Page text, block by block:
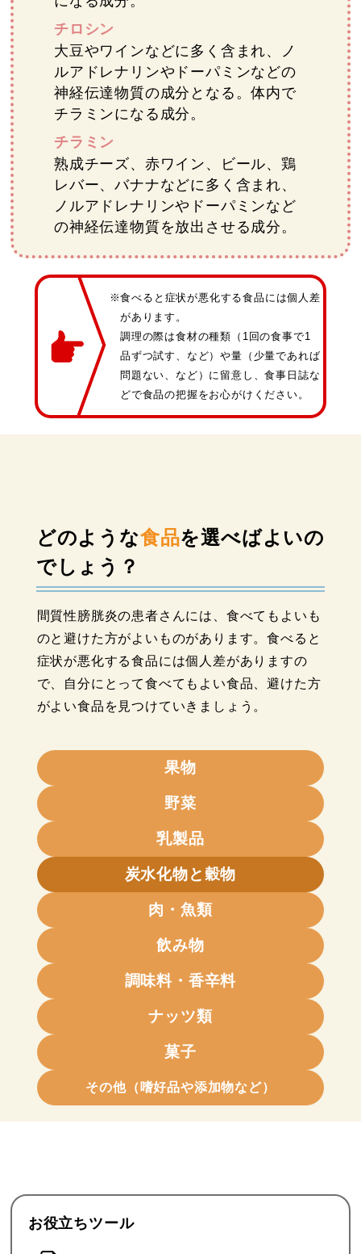
チロシン
大豆やワインなどに多く含まれ、ノ
ルアドレナリンやドーパミンなどの
神経伝達物質の成分となる。体内で
チラミンになる成分。
チラミン
熟成チーズ、赤ワイン、ビール、鶏
レバー、バナナなどに多く含まれ、
ノルアドレナリンやドーパミンなど
の神経伝達物質を放出させる成分。
※食べると症状が悪化する食品には個人差
があります。
調理の際は食材の種類（1回の食事で1
品ずつ試す、など）や量（少量であれば
問題ない、など）に留意し、食事日誌な
どで食品の把握をお心がけください。
どのような食品を選べばよいの
でしょう？
間質性膀胱炎の患者さんには、⾷べてもよいも
のと避けた⽅がよいものがあります。⾷べると
症状が悪化する⾷品には個⼈差がありますの
で、⾃分にとって⾷べてもよい⾷品、避けた⽅
がよい⾷品を⾒つけていきましょう。
果物
野菜
乳製品
炭水化物と穀物
肉・魚類
飲み物
調味料・香辛料
ナッツ類
菓子
その他（嗜好品や添加物など）
お役立ちツール